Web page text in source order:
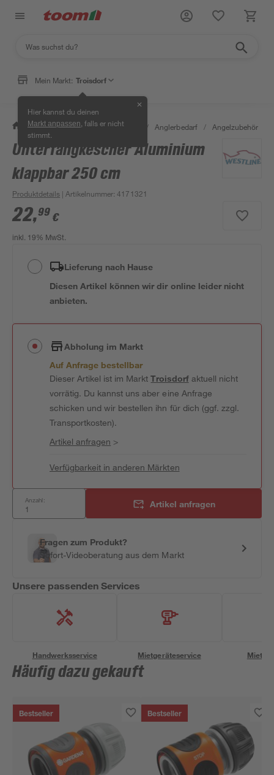
Mein Markt: Troisdorf
Hier kannst du deinen
Markt anpassen , falls er nicht
stimmt.
✕
/ Garten & Freizeit / Tierbedarf / Anglerbedarf / Angelzubehör
Unterfangkescher Aluminium
klappbar 250 cm
Produktdetails | Artikelnummer:4171321
22,99 €
inkl. 19% MwSt.
Lieferung nach Hause
Diesen Artikel können wir dir online leider nicht
anbieten.
Abholung im Markt
Auf Anfrage bestellbar
Dieser Artikel ist im MarktTroisdorfaktuell nicht
vorrätig. Du kannst uns aber eine Anfrage
schicken und wir bestellen ihn für dich (ggf. zzgl.
Transportkosten).
Artikel anfragen >
Verfügbarkeit in anderen Märkten
Anzahl: Artikel anfragen
Fragen zum Produkt?
Sofort-Videoberatung aus dem Markt
Unsere passenden Services
Handwerksservice Mietgeräteservice
Häufig dazu gekauft
Bestseller Bestseller